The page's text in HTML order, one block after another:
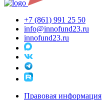
+7 (861) 991 25 50
info@innofund23.ru
innofund23.ru
Правовая информация